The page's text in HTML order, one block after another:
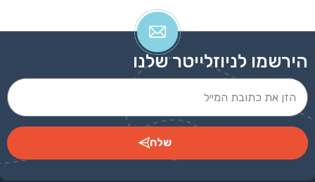
הירשמו לניוזלייטר שלנו
שלח